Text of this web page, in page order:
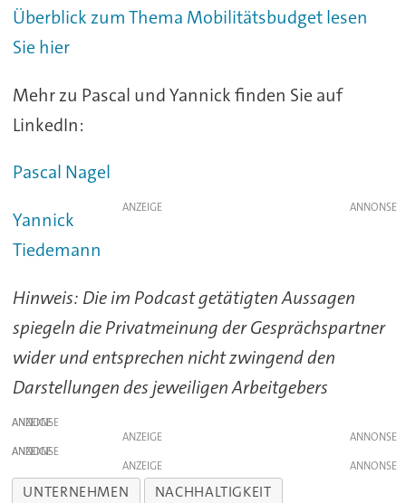
Überblick zum Thema Mobilitätsbudget lesen
Sie hier
Mehr zu Pascal und Yannick finden Sie auf
LinkedIn:
Pascal Nagel
ANZEIGE
Yannick
Tiedemann
Hinweis: Die im Podcast getätigten Aussagen
spiegeln die Privatmeinung der Gesprächspartner
wider und entsprechen nicht zwingend den
Darstellungen des jeweiligen Arbeitgebers
ANZEIGE
ANZEIGE
ANZEIGE
ANZEIGE
UNTERNEHMEN
NACHHALTIGKEIT